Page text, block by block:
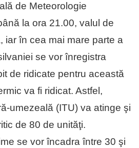
de Meteorologie
la ora 21.00, valul de
iar în cea mai mare parte a
se vor înregistra
de ridicate pentru această
va fi ridicat. Astfel,
umezeală (ITU) va atinge şi
de 80 de unităţi.
se vor încadra între 30 şi